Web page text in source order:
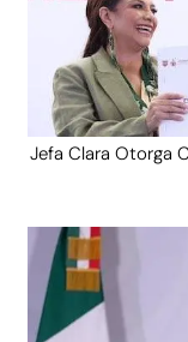
Jefa Clara Otorga